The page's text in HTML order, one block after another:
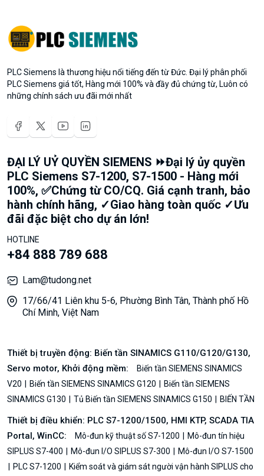
PLC Siemens là thương hiệu nổi tiếng đến từ Đức. Đại lý phân phối
PLC Siemens giá tốt, Hàng mới 100% và đầy đủ chứng từ, Luôn có
những chính sách ưu đãi mới nhất
ĐẠI LÝ UỶ QUYỀN SIEMENS ⏩Đại lý ủy quyền
PLC Siemens S7-1200, S7-1500 - Hàng mới
100%, ✅Chứng từ CO/CQ. Giá cạnh tranh, bảo
hành chính hãng, ✓Giao hàng toàn quốc ✓Ưu
đãi đặc biệt cho dự án lớn!
HOTLINE
+84 888 789 688
Lam@tudong.net
17/66/41 Liên khu 5-6, Phường Bình Tân, Thành phố Hồ
Chí Minh, Việt Nam
Thiết bị truyền động: Biến tần SINAMICS G110/G120/G130,
Servo motor, Khởi động mềm:
Biến tần SIEMENS SINAMICS
V20
Biến tần SIEMENS SINAMICS G120
Biến tần SIEMENS
SINAMICS G130
Tủ Biến tần SIEMENS SINAMICS G150 BIẾN TẦN
Thiết bị điều khiển: PLC S7-1200/1500, HMI KTP, SCADA TIA
Portal, WinCC:
Mô-đun kỹ thuật số S7-1200
Mô-đun tín hiệu
SIPLUS S7-400
Mô-đun I/O SIPLUS S7-300
Mô-đun I/O S7-1500
PLC S7-1200
Kiểm soát và giám sát người vận hành SIPLUS cho